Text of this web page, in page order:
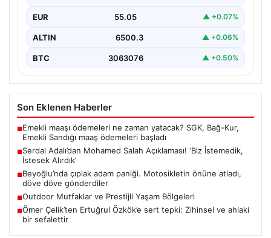
önemli…
EUR 55.05 ▲ +0.07%
ALTIN 6500.3 ▲ +0.06%
BTC 3063076 ▲ +0.50%
Son Eklenen Haberler
■Emekli maaşı ödemeleri ne zaman yatacak? SGK, Bağ-Kur,
Emekli Sandığı maaş ödemeleri başladı
■Serdal Adalı’dan Mohamed Salah Açıklaması! ‘Biz İstemedik,
İstesek Alırdık’
■Beyoğlu’nda çıplak adam paniği. Motosikletin önüne atladı,
döve döve gönderdiler
■Outdoor Mutfaklar ve Prestijli Yaşam Bölgeleri
■Ömer Çelik’ten Ertuğrul Özkök’e sert tepki: Zihinsel ve ahlaki
bir sefalettir